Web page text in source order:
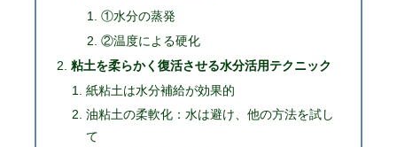
①水分の蒸発
②温度による硬化
粘土を柔らかく復活させる水分活用テクニック
紙粘土は水分補給が効果的
油粘土の柔軟化：水は避け、他の方法を試し
て